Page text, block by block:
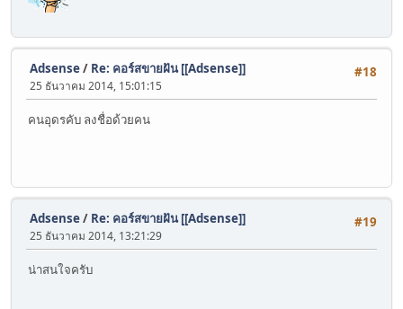
#18
Adsense/ Re: คอร์สขายฝัน [[Adsense]]
25 ธันวาคม 2014, 15:01:15
คนอุดรคับ ลงชื่อด้วยคน
#19
Adsense/ Re: คอร์สขายฝัน [[Adsense]]
25 ธันวาคม 2014, 13:21:29
น่าสนใจครับ